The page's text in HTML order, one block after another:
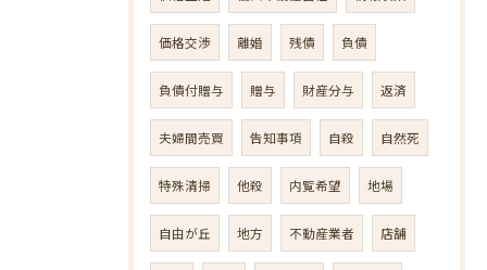
価格交渉 離婚 残債 負債
負債付贈与 贈与 財産分与 返済
夫婦間売買 告知事項 自殺 自然死
特殊清掃 他殺 内覧希望 地場
自由が丘 地方 不動産業者 店舗